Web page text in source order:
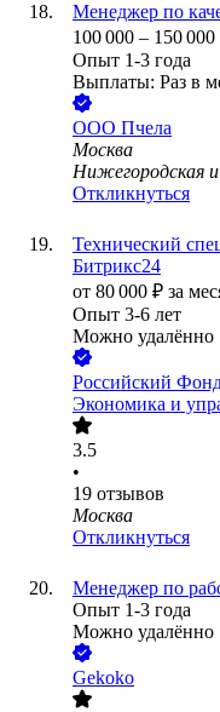
Менеджер по
100 000 – 150 000
Опыт 1-3 года
Выплаты: Раз в
ООО Пчела
Москва
Нижегородская
Откликнуться
Технический
Битрикс24
от 80 000 ₽ за
Опыт 3-6 лет
Можно удалённо
Российский
Экономика и
3.5
•
19 отзывов
Москва
Откликнуться
Менеджер по
Опыт 1-3 года
Можно удалённо
Gekoko